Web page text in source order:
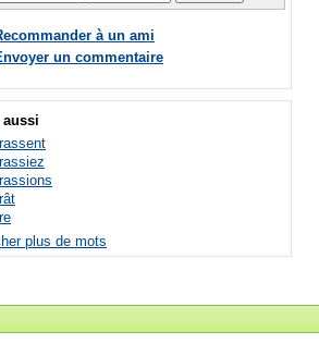
à un ami
un commentaire
plus de mots